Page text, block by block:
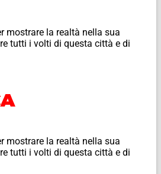
mostrare la realtà nella sua
tutti i volti di questa città e di
mostrare la realtà nella sua
tutti i volti di questa città e di